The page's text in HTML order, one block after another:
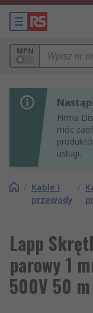
MPN
Firma
móc
usługi.
/ Kable i
przewody
/
Lapp
parowy 1
500V 50